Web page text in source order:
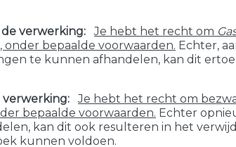
verwerking
Je hebt het recht om
bepaalde voorwaarden. Echter,
te kunnen afhandelen, kan dit
verwerking
Je hebt het recht om
bepaalde voorwaarden. Echter
kan dit ook resulteren in het
kunnen voldoen.